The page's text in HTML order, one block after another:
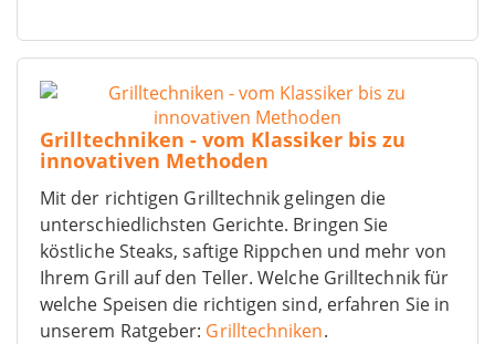
Grilltechniken - vom Klassiker bis zu
innovativen Methoden
Mit der richtigen Grilltechnik gelingen die
unterschiedlichsten Gerichte. Bringen Sie
köstliche Steaks, saftige Rippchen und mehr von
Ihrem Grill auf den Teller. Welche Grilltechnik für
welche Speisen die richtigen sind, erfahren Sie in
unserem Ratgeber: Grilltechniken.